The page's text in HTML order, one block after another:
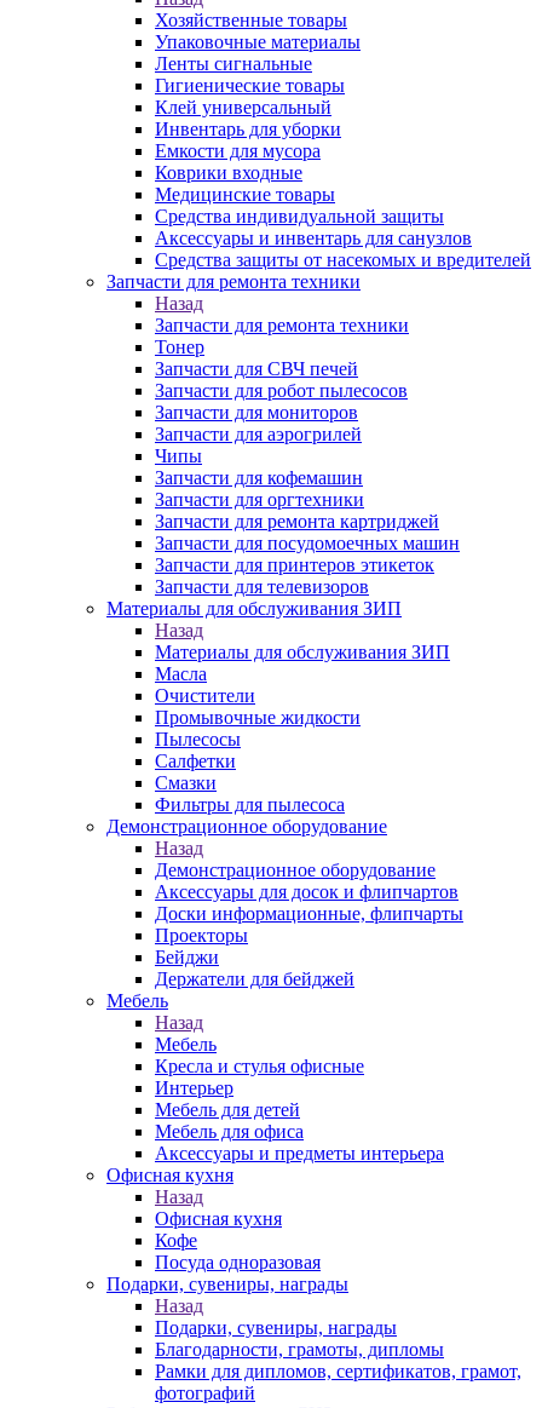
Хозяйственные товары
Упаковочные материалы
Ленты сигнальные
Гигиенические товары
Клей универсальный
Инвентарь для уборки
Емкости для мусора
Коврики входные
Медицинские товары
Средства индивидуальной защиты
Аксессуары и инвентарь для санузлов
Средства защиты от насекомых и вредителей
Запчасти для ремонта техники
Назад
Запчасти для ремонта техники
Тонер
Запчасти для СВЧ печей
Запчасти для робот пылесосов
Запчасти для мониторов
Запчасти для аэрогрилей
Чипы
Запчасти для кофемашин
Запчасти для оргтехники
Запчасти для ремонта картриджей
Запчасти для посудомоечных машин
Запчасти для принтеров этикеток
Запчасти для телевизоров
Материалы для обслуживания ЗИП
Назад
Материалы для обслуживания ЗИП
Масла
Очистители
Промывочные жидкости
Пылесосы
Салфетки
Смазки
Фильтры для пылесоса
Демонстрационное оборудование
Назад
Демонстрационное оборудование
Аксессуары для досок и флипчартов
Доски информационные, флипчарты
Проекторы
Бейджи
Держатели для бейджей
Мебель
Назад
Мебель
Кресла и стулья офисные
Интерьер
Мебель для детей
Мебель для офиса
Аксессуары и предметы интерьера
Офисная кухня
Назад
Офисная кухня
Кофе
Посуда одноразовая
Подарки, сувениры, награды
Назад
Подарки, сувениры, награды
Благодарности, грамоты, дипломы
Рамки для дипломов, сертификатов, грамот,
фотографий